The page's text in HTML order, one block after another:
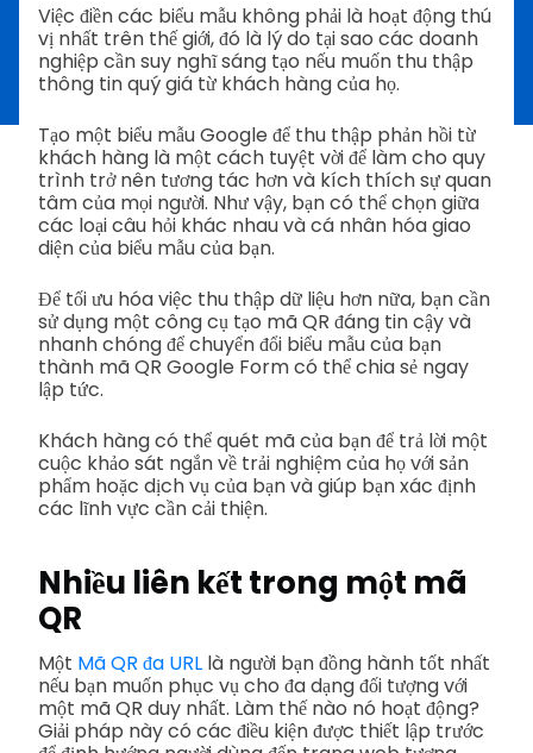
Việc điền các biểu mẫu không phải là hoạt động thú
vị nhất trên thế giới, đó là lý do tại sao các doanh
nghiệp cần suy nghĩ sáng tạo nếu muốn thu thập
thông tin quý giá từ khách hàng của họ.
Tạo một biểu mẫu Google để thu thập phản hồi từ
khách hàng là một cách tuyệt vời để làm cho quy
trình trở nên tương tác hơn và kích thích sự quan
tâm của mọi người. Như vậy, bạn có thể chọn giữa
các loại câu hỏi khác nhau và cá nhân hóa giao
diện của biểu mẫu của bạn.
Để tối ưu hóa việc thu thập dữ liệu hơn nữa, bạn cần
sử dụng một công cụ tạo mã QR đáng tin cậy và
nhanh chóng để chuyển đổi biểu mẫu của bạn
thành mã QR Google Form có thể chia sẻ ngay
lập tức.
Khách hàng có thể quét mã của bạn để trả lời một
cuộc khảo sát ngắn về trải nghiệm của họ với sản
phẩm hoặc dịch vụ của bạn và giúp bạn xác định
các lĩnh vực cần cải thiện.
Nhiều liên kết trong một mã
QR
Một Mã QR đa URL là người bạn đồng hành tốt nhất
nếu bạn muốn phục vụ cho đa dạng đối tượng với
một mã QR duy nhất. Làm thế nào nó hoạt động?
Giải pháp này có các điều kiện được thiết lập trước